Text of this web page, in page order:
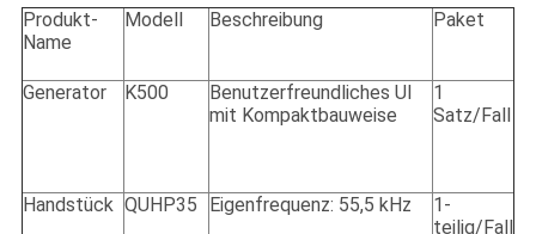
Produkt-
Name
Modell Beschreibung Paket
Generator K500
Benutzerfreundliches UI
mit Kompaktbauweise
1
Satz/Fall
Handstück QUHP35 Eigenfrequenz: 55,5 kHz
1-
teilig/Fall